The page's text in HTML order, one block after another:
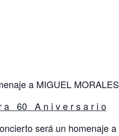
a MIGUEL MORALES
a 60 A n i v e r s a r i o
será un homenaje a